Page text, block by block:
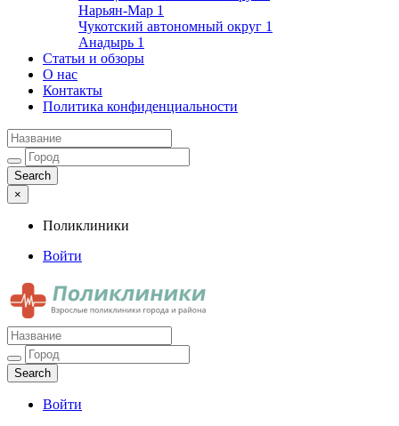
Нарьян-Мар 1
Чукотский автономный округ 1
Анадырь 1
Статьи и обзоры
О нас
Контакты
Политика конфиденциальности
×
Поликлиники
Войти
Поликлиники
Взрослые поликлиники города и района
Войти